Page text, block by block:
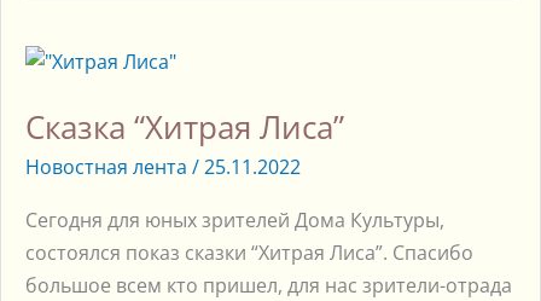
Сказка “Хитрая Лиса”
Новостная лента /25.11.2022
Сегодня для юных зрителей Дома Культуры,
состоялся показ сказки “Хитрая Лиса”. Спасибо
большое всем кто пришел, для нас зрители-отрада
Сказка
Лиса”